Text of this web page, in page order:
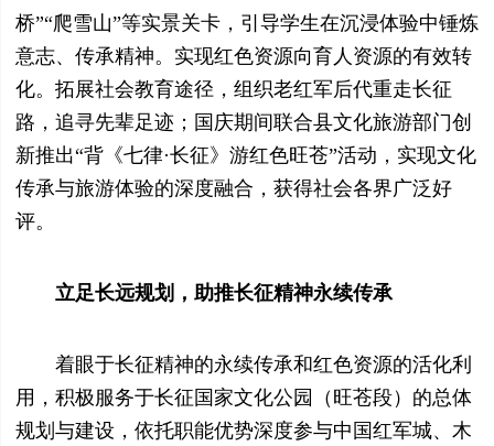
桥”“爬雪山”等实景关卡，引导学生在沉浸体验中锤炼
意志、传承精神。实现红色资源向育人资源的有效转
化。拓展社会教育途径，组织老红军后代重走长征
路，追寻先辈足迹；国庆期间联合县文化旅游部门创
新推出“背《七律·长征》游红色旺苍”活动，实现文化
传承与旅游体验的深度融合，获得社会各界广泛好
评。
立足长远规划，助推长征精神永续传承
着眼于长征精神的永续传承和红色资源的活化利
用，积极服务于长征国家文化公园（旺苍段）的总体
规划与建设，依托职能优势深度参与中国红军城、木